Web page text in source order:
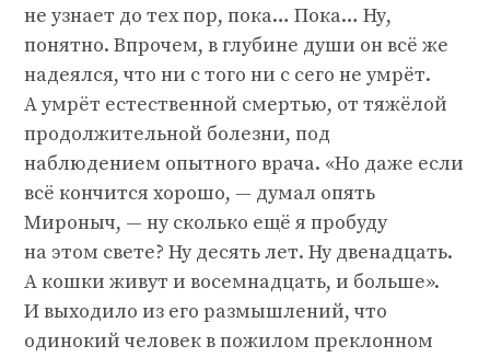
не узнает до тех пор, пока… Пока… Ну,
понятно. Впрочем, в глубине души он всё же
надеялся, что ни с того ни с сего не умрёт.
А умрёт естественной смертью, от тяжёлой
продолжительной болезни, под
наблюдением опытного врача. «Но даже если
всё кончится хорошо, — думал опять
Мироныч, — ну сколько ещё я пробуду
на этом свете? Ну десять лет. Ну двенадцать.
А кошки живут и восемнадцать, и больше».
И выходило из его размышлений, что
одинокий человек в пожилом преклонном